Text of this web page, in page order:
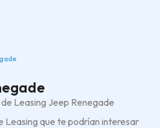
Leasing Jeep Renegade
Leasing que te podrían interesar